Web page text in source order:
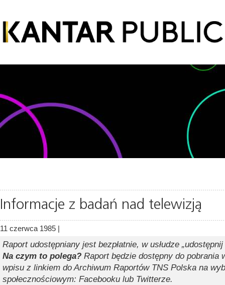
Informacje z badań nad telewizją
11 czerwca 1985 |
Raport udostępniany jest bezpłatnie, w usłudze
Na czym to polega? Raport będzie dostępny do pobrania
wpisu z linkiem do Archiwum Raportów TNS Polska na
społecznościowym: Facebooku lub Twitterze.